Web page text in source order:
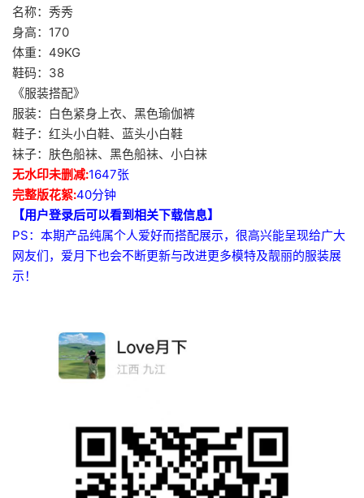
名称：秀秀
身高：170
体重：49KG
鞋码：38
《服装搭配》
服装：白色紧身上衣、黑色瑜伽裤
鞋子：红头小白鞋、蓝头小白鞋
袜子：肤色船袜、黑色船袜、小白袜
无水印未删减:1647张
完整版花絮:40分钟
【用户登录后可以看到相关下载信息】
PS：本期产品纯属个人爱好而搭配展示，很高兴能呈现给广大
网友们，爱月下也会不断更新与改进更多模特及靓丽的服装展
示！